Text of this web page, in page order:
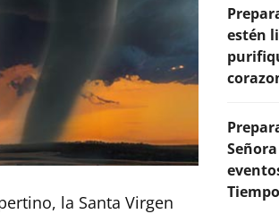
la Santa Virgen
estén